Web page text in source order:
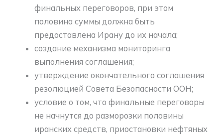
финальных переговоров, при этом
половина суммы должна быть
предоставлена Ирану до их начала;
создание механизма мониторинга
выполнения соглашения;
утверждение окончательного соглашения
резолюцией Совета Безопасности ООН;
условие о том, что финальные переговоры
не начнутся до разморозки половины
иранских средств, приостановки нефтяных